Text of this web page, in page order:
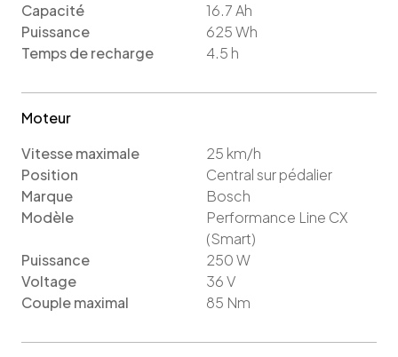
Capacité
16.7Ah
Puissance
625Wh
Temps de recharge
4.5 h
Moteur
Vitesse maximale
25 km/h
Position
Central sur pédalier
Marque
Bosch
Modèle
Performance Line CX
(Smart)
Puissance
250W
Voltage
36V
Couple maximal
85 Nm